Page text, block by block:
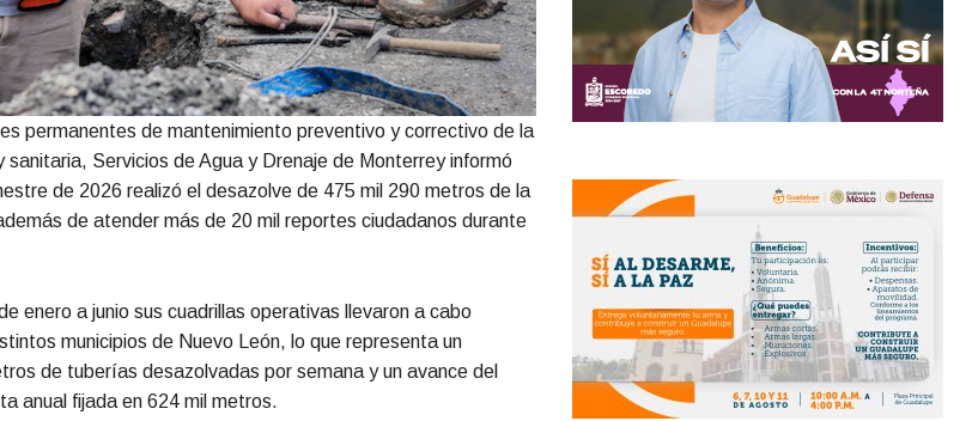
permanentes de mantenimiento preventivo y correctivo de la
sanitaria, Servicios de Agua y Drenaje de Monterrey informó
de 2026 realizó el desazolve de 475 mil 290 metros de la
de atender más de 20 mil reportes ciudadanos durante
enero a junio sus cuadrillas operativas llevaron a cabo
municipios de Nuevo León, lo que representa un
de tuberías desazolvadas por semana y un avance del
anual fijada en 624 mil metros.